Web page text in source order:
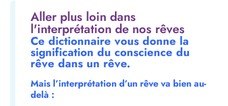
Aller plus loin dans
l'interprétation de nos rêves
Ce dictionnaire vous donne la
signification du conscience du
rêve dans un rêve.
Mais l’interprétation d’un rêve va bien au-
delà :